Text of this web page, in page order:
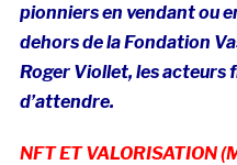
pionniers en vendant ou
dehors de la Fondation
Roger Viollet, les acteurs
d’attendre.
NFT ET VALORISATION